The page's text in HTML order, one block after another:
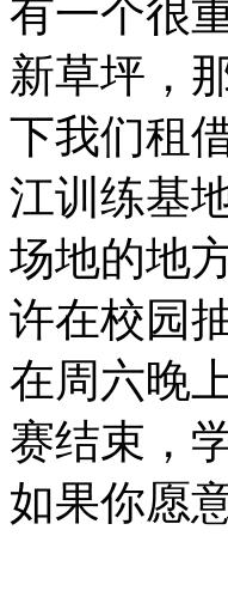
有一个很
新草坪，
下我们租
江训练基
场地的地
许在校园
在周六晚
赛结束，
如果你愿意